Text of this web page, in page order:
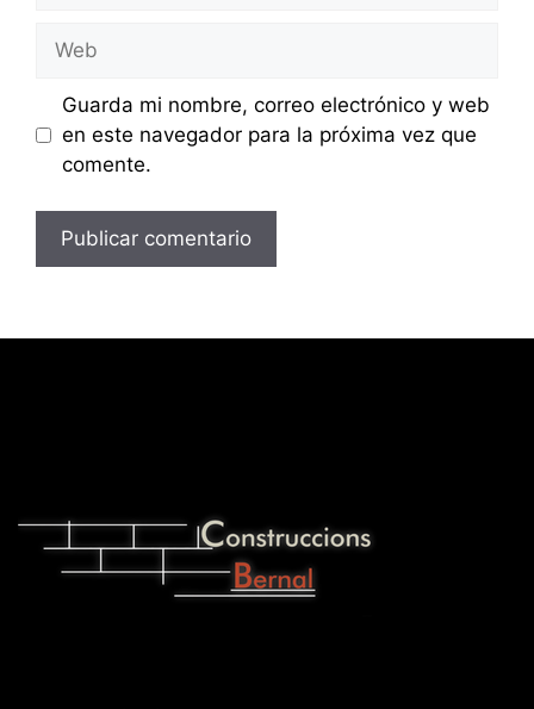
Web
Guarda mi nombre, correo electrónico y web
en este navegador para la próxima vez que
comente.